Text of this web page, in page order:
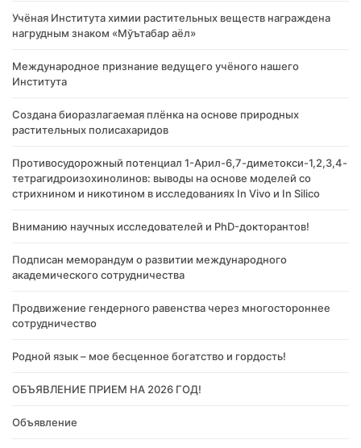
Учёная Института химии растительных веществ награждена
нагрудным знаком «Мўътабар аёл»
Международное признание ведущего учёного нашего
Института
Создана биоразлагаемая плёнка на основе природных
растительных полисахаридов
Противосудорожный потенциал 1-Арил-6,7-диметокси-1,2,3,4-
тетрагидроизохинолинов: выводы на основе моделей со
стрихнином и никотином в исследованиях In Vivo и In Silico
Вниманию научных исследователей и PhD-докторантов!
Подписан меморандум о развитии международного
академического сотрудничества
Продвижение гендерного равенства через многостороннее
сотрудничество
Родной язык – мое бесценное богатство и гордость!
ОБЪЯВЛЕНИЕ ПРИЕМ НА 2026 ГОД!
Объявление